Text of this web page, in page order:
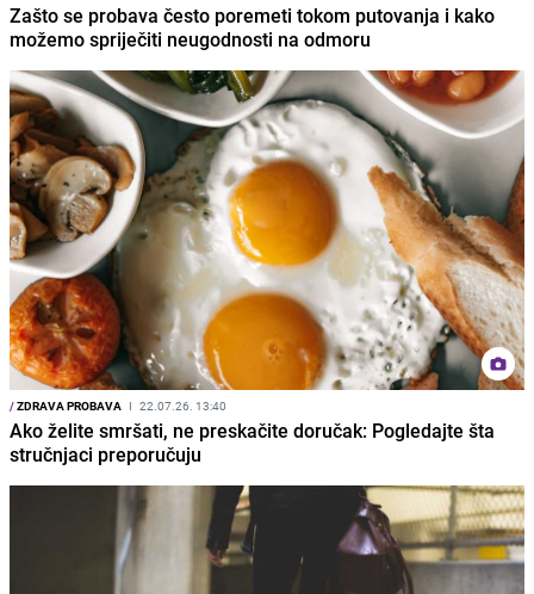
Zašto se probava često poremeti tokom putovanja i kako
možemo spriječiti neugodnosti na odmoru
/ZDRAVA PROBAVA I 22.07.26. 13:40
Ako želite smršati, ne preskačite doručak: Pogledajte šta
stručnjaci preporučuju